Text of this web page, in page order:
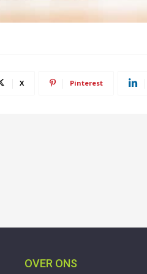
X Pinterest
OVER ONS